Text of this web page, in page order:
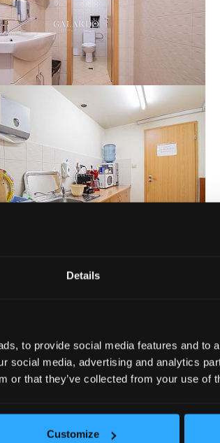
Details
to provide social media features and to
social media, advertising and analytics
or that they’ve collected from your use of
Customize